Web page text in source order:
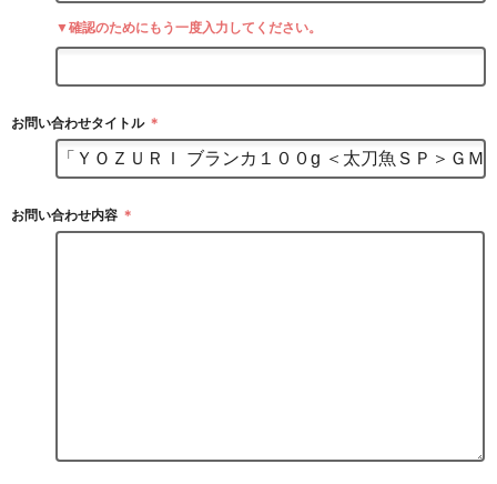
▼確認のためにもう一度入力してください。
お問い合わせタイトル ＊
お問い合わせ内容 ＊